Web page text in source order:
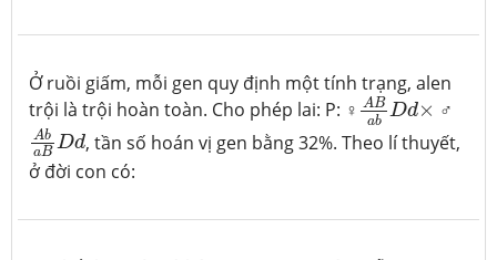
Ở ruồi giấm, mỗi gen quy định một tính trạng, alen
trội là trội hoàn toàn. Cho phép lai: P: ♀ AB
ab Dd×
ABabDd×
♂
Ab
aB Dd
Ab aB D d
, tần số hoán vị gen bằng 32%. Theo lí thuyết,
ở đời con có: